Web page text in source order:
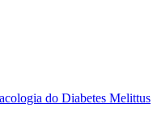
do Diabetes Melittus